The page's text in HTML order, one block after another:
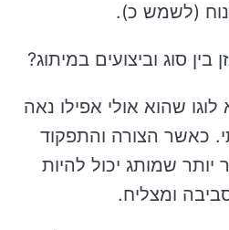
(לשמש כ).
סוג וביצועים במיתוג?
לוגו שהוא אולי אפילו נאה
כאשר הצורה והתפקוד
שמותג יכול להיות
ומצליח.